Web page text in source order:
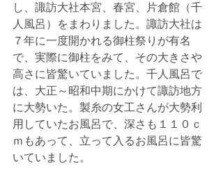
し、諏訪大社本宮、春宮、片倉館（千
人風呂）をまわりました。諏訪大社は
７年に一度開かれる御柱祭りが有名
で、実際に御柱をみて、その大きさや
高さに皆驚いていました。千人風呂で
は、大正～昭和中期にかけて諏訪地方
に大勢いた。製糸の女工さんが大勢利
用していたお風呂で、深さも１１０ｃ
ｍもあって、立って入るお風呂に皆驚
いていました。